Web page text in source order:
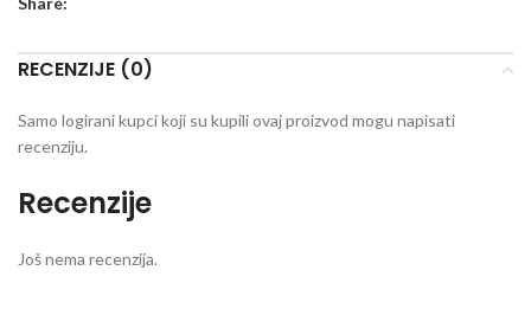
RECENZIJE (0)
Recenzije
Još nema recenzija.
Samo logirani kupci koji su kupili ovaj proizvod mogu napisati
recenziju.